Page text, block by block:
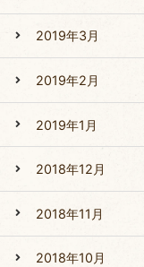
2019年3月
2019年2月
2019年1月
2018年12月
2018年11月
2018年10月